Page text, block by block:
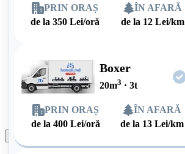
PRIN ORAȘ
de la 350 Lei/oră
ÎN AFARĂ
de la 12 Lei/km
Boxer
20m3 · 3t
PRIN ORAȘ
de la400 Lei/oră
ÎN AFARĂ
de la 13 Lei/km
Plasează comanda